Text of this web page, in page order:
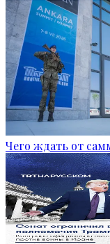
Чего ждать от